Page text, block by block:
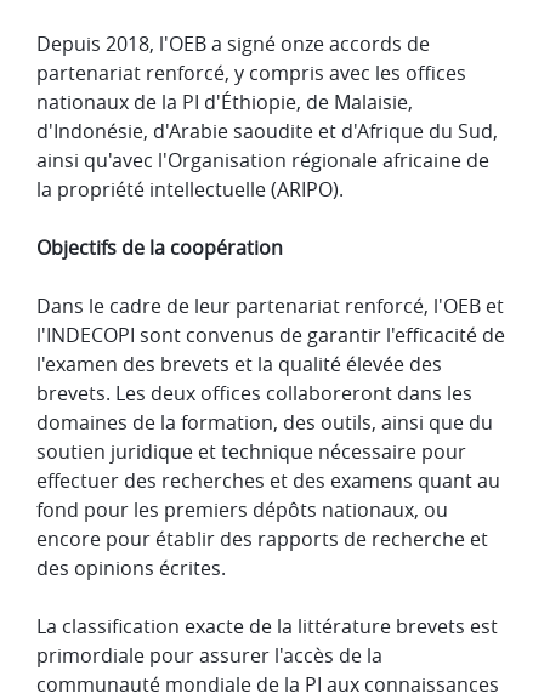
Depuis 2018, l'OEB a signé onze accords de
partenariat renforcé, y compris avec les offices
nationaux de la PI d'Éthiopie, de Malaisie,
d'Indonésie, d'Arabie saoudite et d'Afrique du Sud,
ainsi qu'avec l'Organisation régionale africaine de
la propriété intellectuelle (ARIPO).
Objectifs de la coopération
Dans le cadre de leur partenariat renforcé, l'OEB et
l'INDECOPI sont convenus de garantir l'efficacité de
l'examen des brevets et la qualité élevée des
brevets. Les deux offices collaboreront dans les
domaines de la formation, des outils, ainsi que du
soutien juridique et technique nécessaire pour
effectuer des recherches et des examens quant au
fond pour les premiers dépôts nationaux, ou
encore pour établir des rapports de recherche et
des opinions écrites.
La classification exacte de la littérature brevets est
primordiale pour assurer l'accès de la
communauté mondiale de la PI aux connaissances